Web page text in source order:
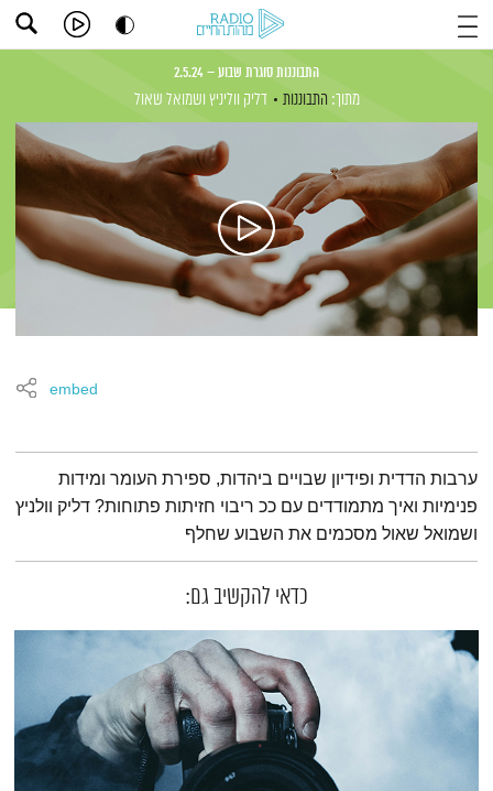
התבוננות סוגרת שבוע – 2.5.24
מתוך: התבוננות דליק ווליניץ ושמואל שאול
embed
תמצית הפודקאסט
ערבות הדדית ופידיון שבויים ביהדות, ספירת העומר ומידות
פנימיות ואיך מתמודדים עם ככ ריבוי חזיתות פתוחות? דליק וולניץ
ושמואל שאול מסכמים את השבוע שחלף
כדאי להקשיב גם: